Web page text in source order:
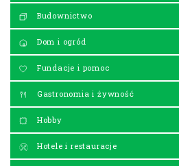
Budownictwo
Dom i ogród
Fundacje i pomoc
Gastronomia i żywność
Hobby
Hotele i restauracje